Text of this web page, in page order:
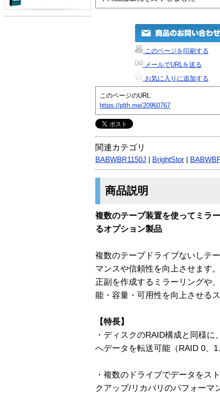
このページを印刷する
メールでURLを送る
お気に入りに追加する
このページのURL
https://plth.me/20960767
関連カテゴリ
BABWBR1150J BrightStor
商品説明
複数のテープ装置を使ってミラ
るオプション製品
複数のテープドライブないしテ
マンスや信頼性を向上させます
正副を作成するミラーリングや
能・容量・可用性を向上させる
【特長】
・ディスクのRAID構成と同様
へデータを転送可能（RAID 0、
・複数のドライブでデータをス
クアップ/リカバリのパフォーマ